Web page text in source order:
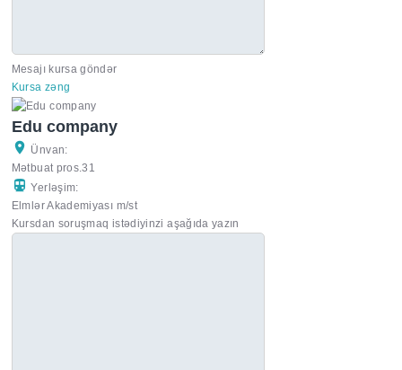
Mesajı kursa göndər
Kursa zəng
Edu company
Ünvan:
Mətbuat pros.31
Yerləşim:
Elmlər Akademiyası m/st
Kursdan soruşmaq istədiyinzi aşağıda yazın